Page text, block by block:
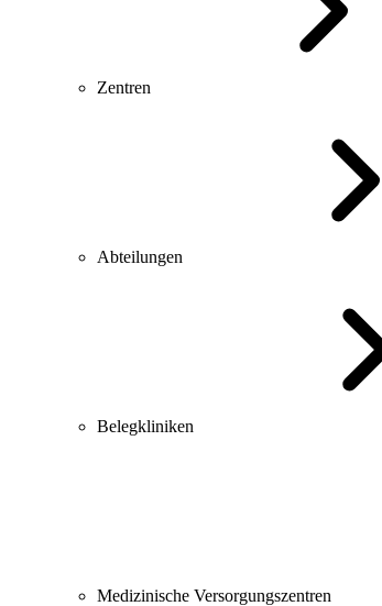
Zentren
Abteilungen
Belegkliniken
Medizinische Versorgungszentren